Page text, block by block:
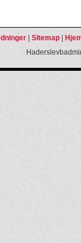
| Sitemap|